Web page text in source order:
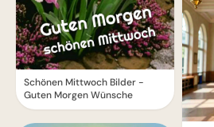
Schönen Mittwoch Bilder -
Guten Morgen Wünsche